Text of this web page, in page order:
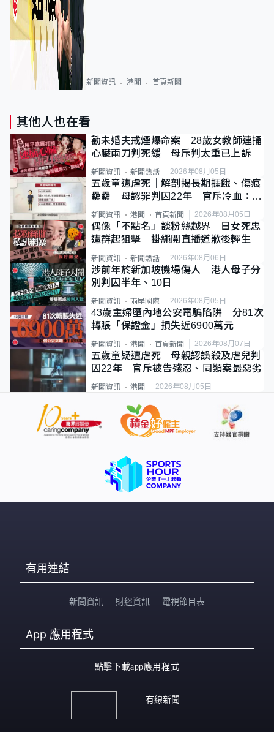
新聞資訊 港聞 首頁新聞
其他人也在看
勸未婚夫戒煙爆命案 28歲女教師連捅
心臟兩刀判死緩 母斥判太重已上訴
新聞資訊 新聞熱話 2026年08月05日
五歲童遭虐死｜解剖揭長期捱餓、傷痕
纍纍 母認罪判囚22年 官斥冷血：同
類案最惡劣
新聞資訊 港聞 首頁新聞 2026年08月05日
偶像「不點名」談粉絲越界 日女死忠
遭群起狙擊 掛繩開直播道歉後輕生
新聞資訊 新聞熱話 2026年08月06日
涉前年於新加坡機場傷人 港人母子分
別判囚半年、10日
新聞資訊 兩岸國際 2026年08月05日
43歲主婦墮內地公安電騙陷阱 分81次
轉賬「保證金」損失近6900萬元
新聞資訊 港聞 首頁新聞 2026年08月07日
五歲童疑遭虐死｜母親認誤殺及虐兒判
囚22年 官斥被告殘忍、同類案最惡劣
新聞資訊 港聞 2026年08月05日
有用連結
新聞資訊 財經資訊 電視節目表
App 應用程式
點擊下載app應用程式
有線新聞